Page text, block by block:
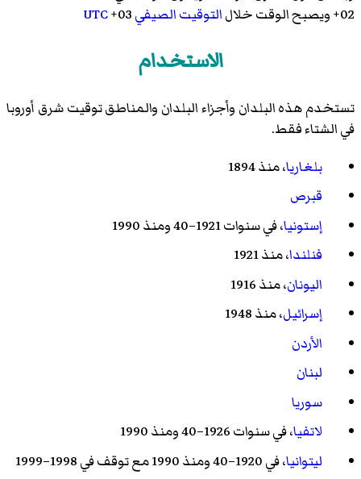
+02 ويصبح الوقت خلال
التوقيت الصيفي UTC+03
الاستخدام
تستخدم هذه البلدان وأجزاء البلدان والمناطق توقيت شرق أوروبا
في الشتاء فقط.
بلغاريا، منذ 1894
قبرص
إستونيا، في سنوات 1921–40 ومنذ 1990
فنلندا، منذ 1921
اليونان، منذ 1916
إسرائيل، منذ 1948
الأردن
لبنان
سوريا
لاتفيا، في سنوات 1926–40 ومنذ 1990
ليتوانيا، في 1920–40 ومنذ 1990 مع توقف في 1998–1999